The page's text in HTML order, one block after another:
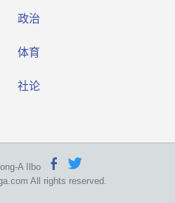
政治
体育
社论
A Ilbo
All rights reserved.